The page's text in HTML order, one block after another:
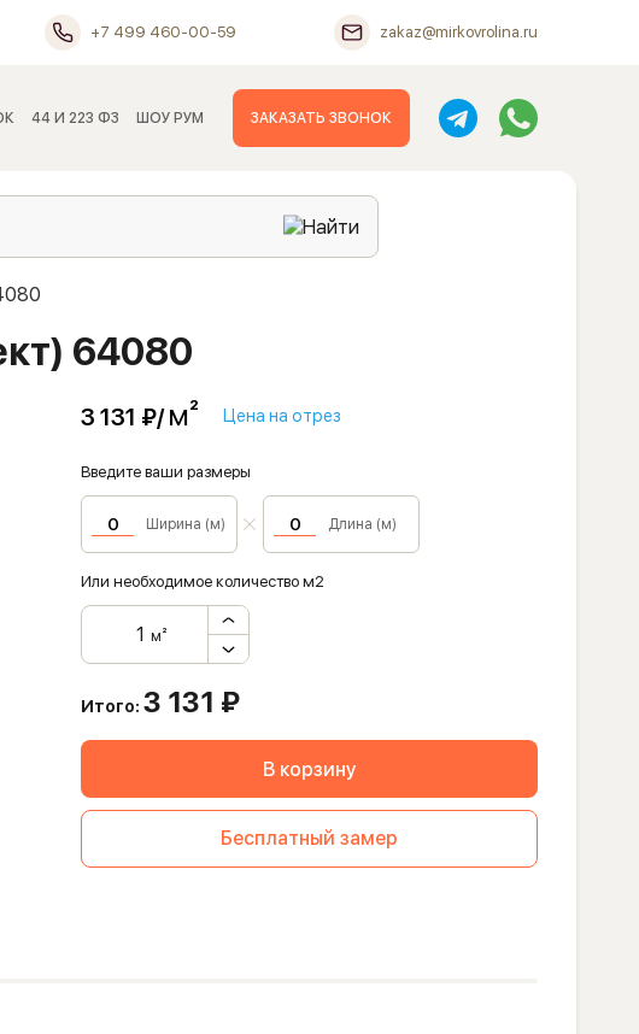
+7 499 460-00-59 zakaz@mirkovrolina.ru
44 И 223 ФЗ ШОУ РУМ ЗАКАЗАТЬ ЗВОНОК
64080
3 131 ₽/м² Цена на отрез
Введите ваши размеры
Ширина (м) Длина (м)
Или необходимое количество м2
м²
Итого:3 131 ₽
В корзину
Бесплатный замер